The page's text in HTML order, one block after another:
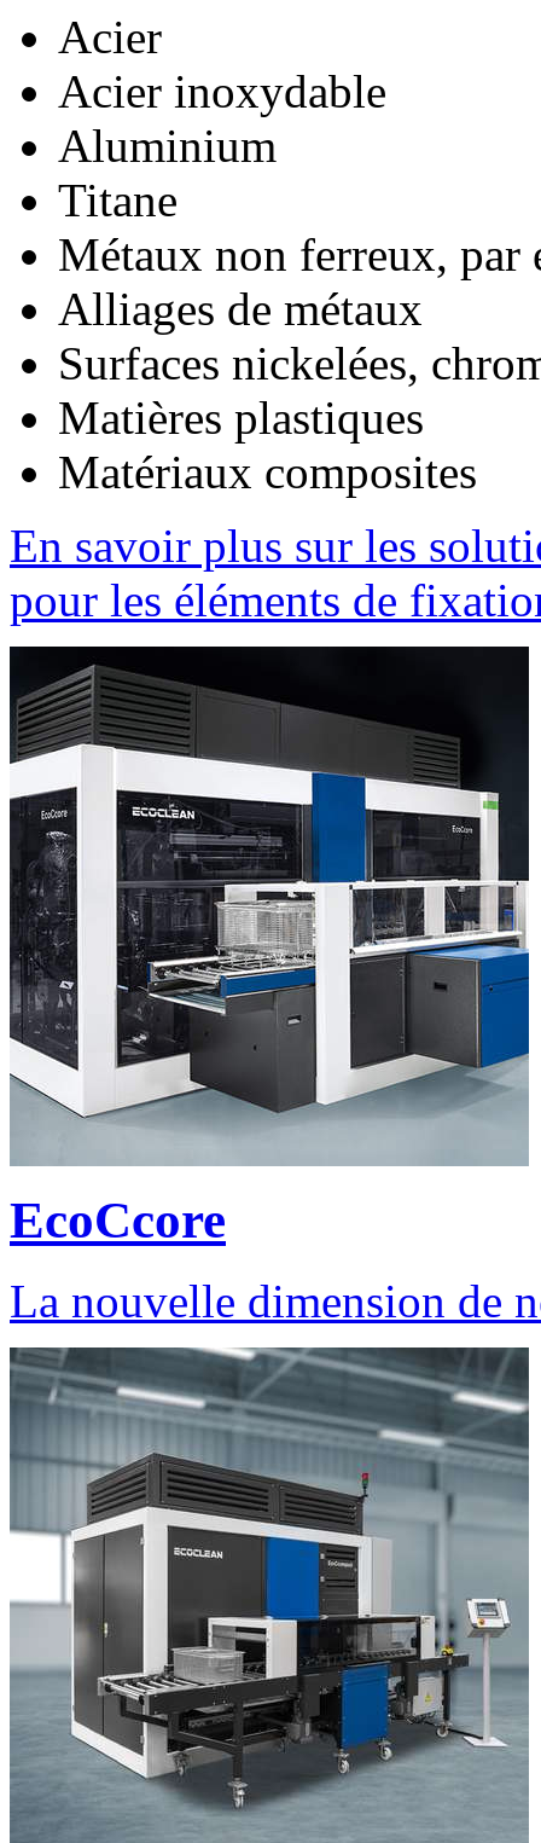
Acier
Acier inoxydable
Aluminium
Titane
Métaux non ferreux, par
Alliages de métaux
Surfaces nickelées,
Matières plastiques
Matériaux composites
En savoir plus sur les
pour les éléments de
EcoCcore
La nouvelle dimension de